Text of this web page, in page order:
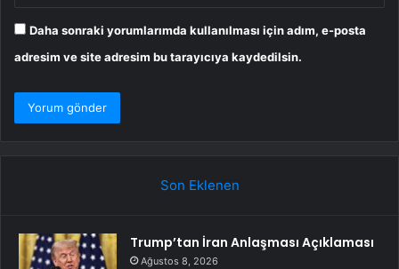
Daha sonraki yorumlarımda kullanılması için adım, e-posta
adresim ve site adresim bu tarayıcıya kaydedilsin.
Son Eklenen
Trump’tan İran Anlaşması Açıklaması
Ağustos 8, 2026